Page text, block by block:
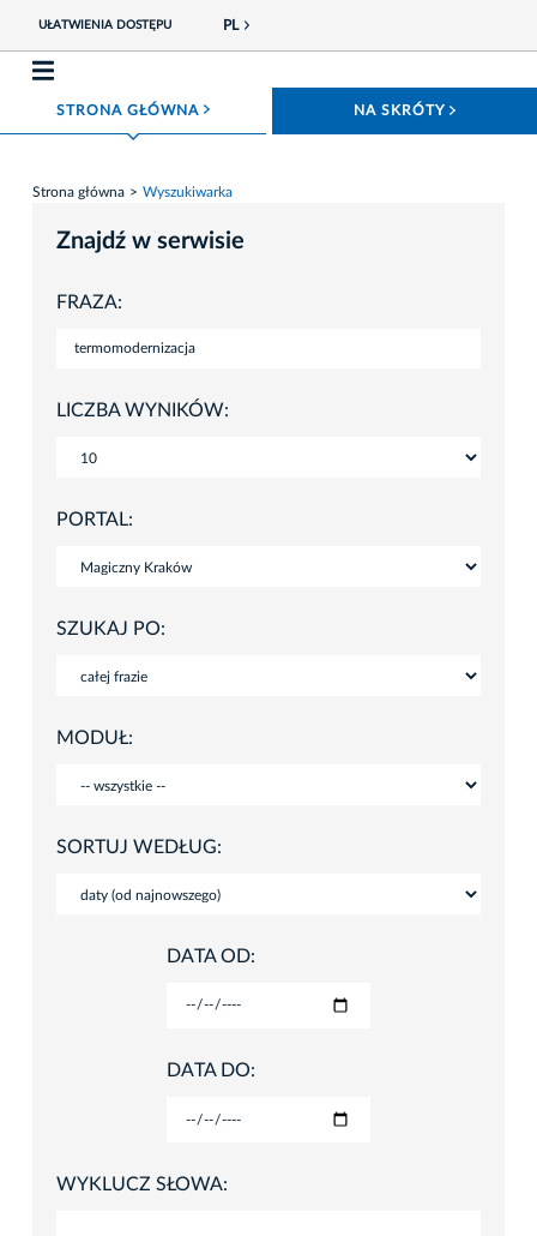
UŁATWIENIA DOSTĘPU PL
STRONA GŁÓWNA ROZWIŃ MENU NA SKRÓTY
Strona główna Wyszukiwarka
Znajdź w serwisie
FRAZA:
LICZBA WYNIKÓW:
PORTAL:
SZUKAJ PO:
MODUŁ:
SORTUJ WEDŁUG:
DATA OD:
DATA DO:
WYKLUCZ SŁOWA: